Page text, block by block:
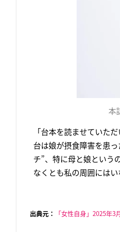
本
「台本を読ませていた
台は娘が摂食障害を患
チ”、特に母と娘という
なくとも私の周囲には
出典元： 「女性自身」2025年3